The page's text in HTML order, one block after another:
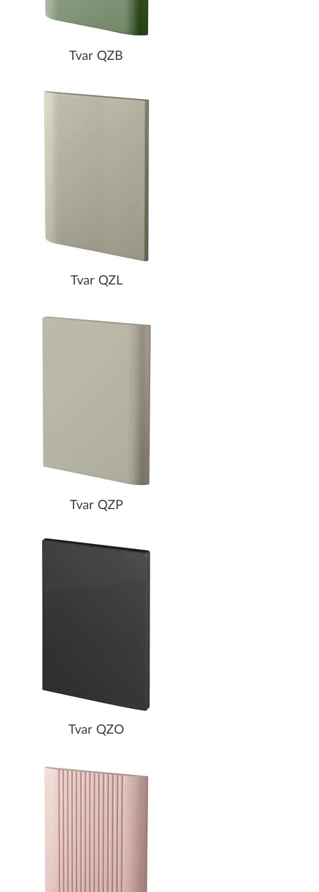
Tvar QZB
Tvar QZL
Tvar QZP
Tvar QZO